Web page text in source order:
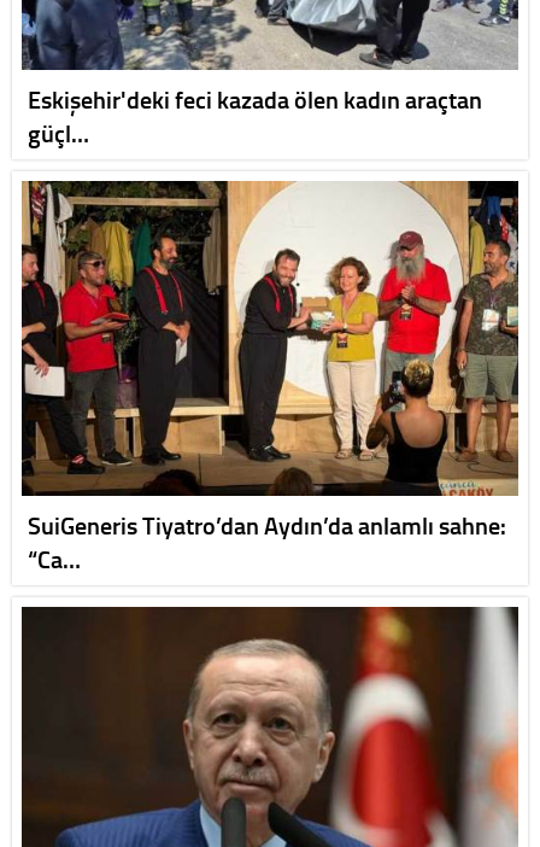
Eskişehir'deki feci kazada ölen kadın araçtan
güçl…
SuiGeneris Tiyatro’dan Aydın’da anlamlı sahne:
“Ca…